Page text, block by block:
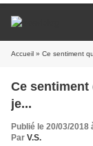
Accueil » Ce sentiment
Ce
je...
Publié le 20/03/2018
Par V.S.